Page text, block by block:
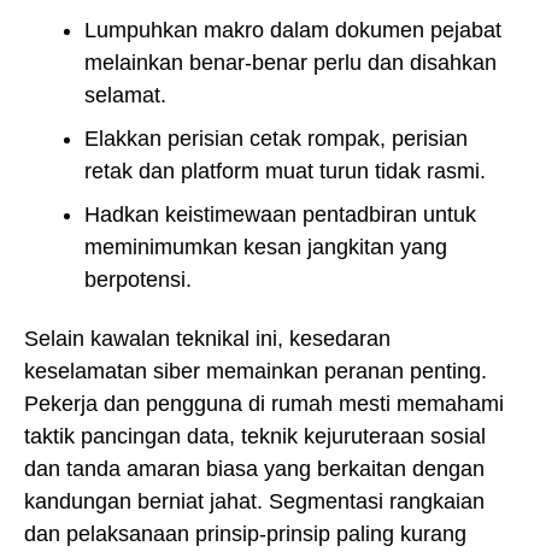
Lumpuhkan makro dalam dokumen pejabat
melainkan benar-benar perlu dan disahkan
selamat.
Elakkan perisian cetak rompak, perisian
retak dan platform muat turun tidak rasmi.
Hadkan keistimewaan pentadbiran untuk
meminimumkan kesan jangkitan yang
berpotensi.
Selain kawalan teknikal ini, kesedaran
keselamatan siber memainkan peranan penting.
Pekerja dan pengguna di rumah mesti memahami
taktik pancingan data, teknik kejuruteraan sosial
dan tanda amaran biasa yang berkaitan dengan
kandungan berniat jahat. Segmentasi rangkaian
dan pelaksanaan prinsip-prinsip paling kurang